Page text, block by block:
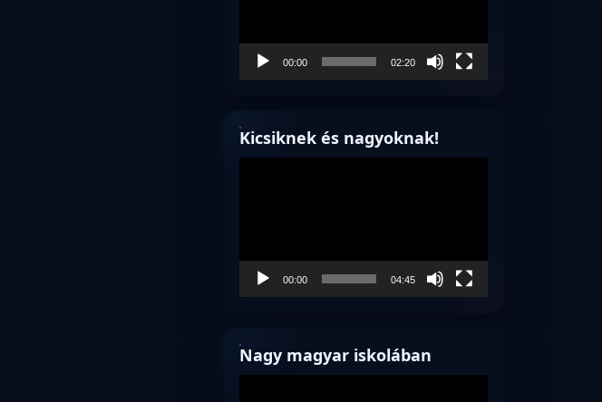
00:00 02:20
Kicsiknek és nagyoknak!
00:00 04:45
Nagy magyar iskolában